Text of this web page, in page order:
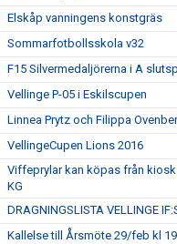
Elskåp vanningens konstgräs
Sommarfotbollsskola v32
F15 Silvermedaljörerna i A
Vellinge P-05 i Eskilscupen
Linnea Prytz och Filippa
VellingeCupen Lions 2016
Viffeprylar kan köpas från
KG
DRAGNINGSLISTA VELLINGE
Kallelse till Årsmöte 29/feb kl